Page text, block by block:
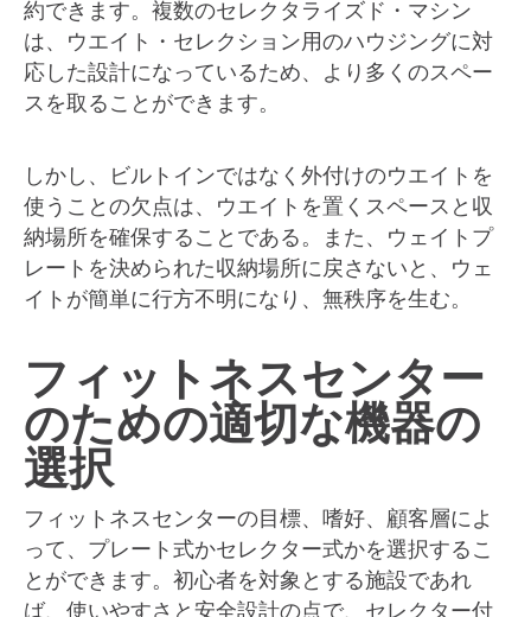
約できます。複数のセレクタライズド・マシン
は、ウエイト・セレクション用のハウジングに対
応した設計になっているため、より多くのスペー
スを取ることができます。
しかし、ビルトインではなく外付けのウエイトを
使うことの欠点は、ウエイトを置くスペースと収
納場所を確保することである。また、ウェイトプ
レートを決められた収納場所に戻さないと、ウェ
イトが簡単に行方不明になり、無秩序を生む。
フィットネスセンター
のための適切な機器の
選択
フィットネスセンターの目標、嗜好、顧客層によ
って、プレート式かセレクター式かを選択するこ
とができます。初心者を対象とする施設であれ
ば、使いやすさと安全設計の点で、セレクター付